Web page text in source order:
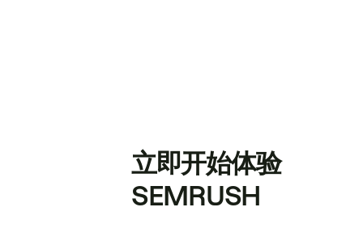
立即开始体验
SEMRUSH